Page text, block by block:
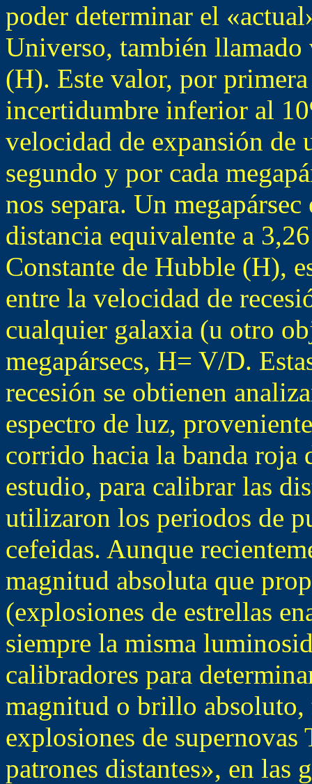
poder determinar el
Universo, también llamado
(H). Este valor, por
incertidumbre inferior al
velocidad de expansión de
segundo y por cada
nos separa. Un
distancia equivalente a
Constante de Hubble (H),
entre la velocidad de
cualquier galaxia (u otro
megapársecs, H= V/D.
recesión se obtienen
espectro de luz,
corrido hacia la banda roja
estudio, para calibrar las
utilizaron los periodos de
cefeidas. Aunque
magnitud absoluta que
(explosiones de estrellas
siempre la misma
calibradores para
magnitud o brillo absoluto,
explosiones de
patrones distantes», en las